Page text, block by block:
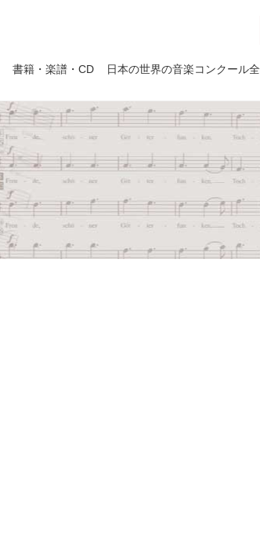
書籍・楽譜・CD 日本の世界の音楽コンクール